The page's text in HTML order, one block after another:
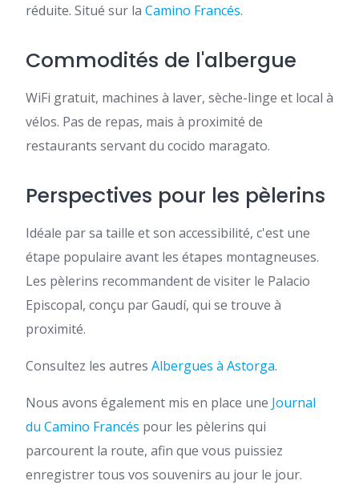
réduite. Situé sur la Camino Francés.
Commodités de l'albergue
WiFi gratuit, machines à laver, sèche-linge et local à
vélos. Pas de repas, mais à proximité de
restaurants servant du cocido maragato.
Perspectives pour les pèlerins
Idéale par sa taille et son accessibilité, c'est une
étape populaire avant les étapes montagneuses.
Les pèlerins recommandent de visiter le Palacio
Episcopal, conçu par Gaudí, qui se trouve à
proximité.
Consultez les autres Albergues à Astorga.
Nous avons également mis en place une Journal
du Camino Francés pour les pèlerins qui
parcourent la route, afin que vous puissiez
enregistrer tous vos souvenirs au jour le jour.